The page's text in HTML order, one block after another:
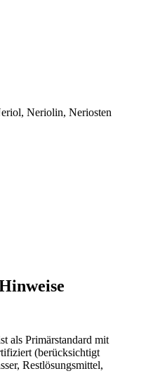
Neriolin, Neriosten
als Primärstandard mit
(berücksichtigt
Restlösungsmittel,